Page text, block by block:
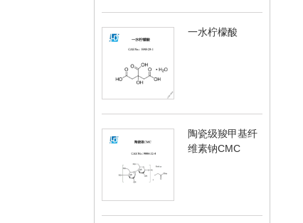
一水柠檬酸
陶瓷级羧甲基纤
维素钠CMC